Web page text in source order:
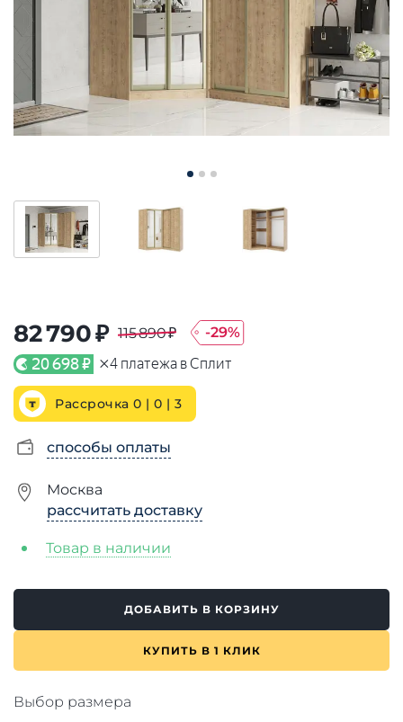
82 790 ₽ 115 890 ₽ -29%
20 698 ₽ ×4 платежа в Сплит
Рассрочка 0 | 0 | 3
способы оплаты
Москва
рассчитать доставку
Товар в наличии
ДОБАВИТЬ В КОРЗИНУ
КУПИТЬ В 1 КЛИК
Выбор размера